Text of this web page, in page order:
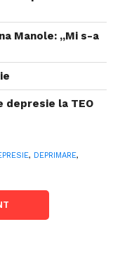
Manole: „Mi s-a
depresie la TEO
, DEPRIMARE,